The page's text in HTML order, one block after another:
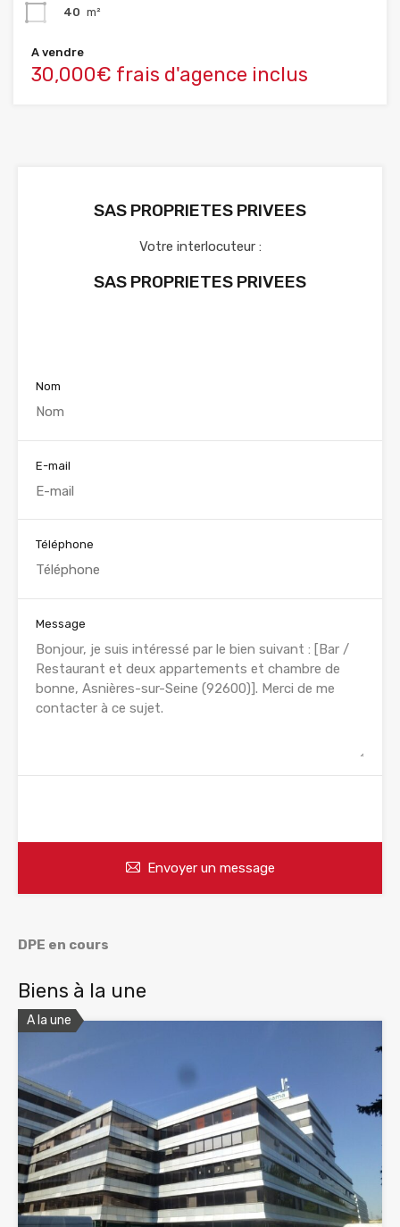
40 m²
A vendre
30,000€ frais d'agence inclus
SAS PROPRIETES PRIVEES
Votre interlocuteur :
SAS PROPRIETES PRIVEES
Nom
E-mail
Téléphone
Message
Envoyer un message
DPE en cours
Biens à la une
A la une